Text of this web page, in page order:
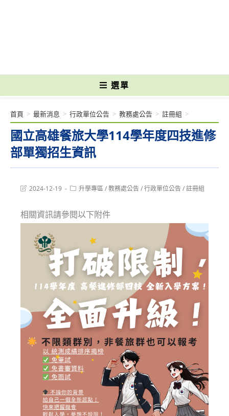
選單
國立高雄餐旅大學114學年度四技進修
部單獨招生資訊
首頁 > 最新消息 > 行政單位公告 > 教務處公告 > 註冊組 >
Post2024-12-19
Post升學專區/教務處公告/行政單位公告/註冊組
相關資訊請參閱以下附件